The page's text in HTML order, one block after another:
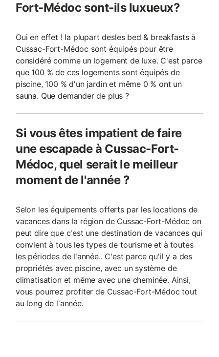
Fort-Médoc sont-ils luxueux?
Oui en effet ! la plupart desles bed & breakfasts à
Cussac-Fort-Médoc sont équipés pour être
considéré comme un logement de luxe. C'est parce
que 100 % de ces logements sont équipés de
piscine, 100 % d'un jardin et même 0 % ont un
sauna. Que demander de plus ?
Si vous êtes impatient de faire
une escapade à Cussac-Fort-
Médoc, quel serait le meilleur
moment de l'année ?
Selon les équipements offerts par les locations de
vacances dans la région de Cussac-Fort-Médoc on
peut dire que c'est une destination de vacances qui
convient à tous les types de tourisme et à toutes
les périodes de l'année.. C'est parce qu'il y a des
propriétés avec piscine, avec un système de
climatisation et même avec une cheminée. Ainsi,
vous pourrez profiter de Cussac-Fort-Médoc tout
au long de l'année.